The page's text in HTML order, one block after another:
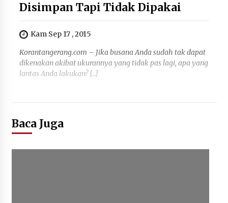
Media Bisa Berdampak Besar
hingga Fatal
6 Agustus 2026
Disimpan Tapi Tidak Dipakai
Kam Sep 17 , 2015
Korantangerang.com – Jika busana Anda sudah tak dapat
dikenakan akibat ukurannya yang tidak pas lagi, apa yang
lantas Anda lakukan? […]
Baca Juga